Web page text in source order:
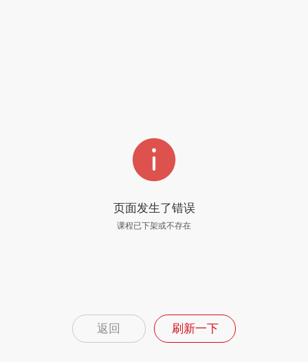

页面发生了错误
课程已下架或不存在
返回 刷新一下